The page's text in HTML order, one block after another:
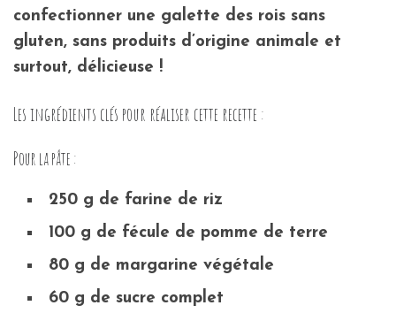
confectionner une galette des rois sans
gluten, sans produits d’origine animale et
surtout, délicieuse !
Les ingrédients clés pour réaliser cette recette :
Pour la pâte :
250 g de farine de riz
100 g de fécule de pomme de terre
80 g de margarine végétale
60 g de sucre complet